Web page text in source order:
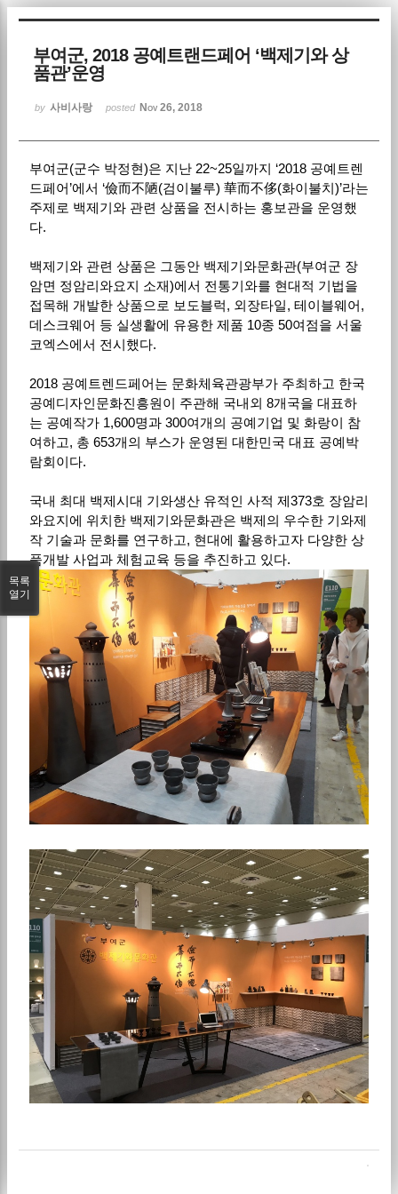
부여군, 2018 공예트랜드페어 ‘백제기와 상
품관’운영
by 사비사랑 posted Nov 26, 2018
부여군(군수 박정현)은 지난 22~25일까지 ‘2018 공예트렌
드페어’에서 ‘儉而不陋(검이불루) 華而不侈(화이불치)’라는
주제로 백제기와 관련 상품을 전시하는 홍보관을 운영했
다.
백제기와 관련 상품은 그동안 백제기와문화관(부여군 장
암면 정암리와요지 소재)에서 전통기와를 현대적 기법을
접목해 개발한 상품으로 보도블럭, 외장타일, 테이블웨어,
데스크웨어 등 실생활에 유용한 제품 10종 50여점을 서울
코엑스에서 전시했다.
2018 공예트렌드페어는 문화체육관광부가 주최하고 한국
공예디자인문화진흥원이 주관해 국내외 8개국을 대표하
는 공예작가 1,600명과 300여개의 공예기업 및 화랑이 참
여하고, 총 653개의 부스가 운영된 대한민국 대표 공예박
람회이다.
국내 최대 백제시대 기와생산 유적인 사적 제373호 장암리
와요지에 위치한 백제기와문화관은 백제의 우수한 기와제
작 기술과 문화를 연구하고, 현대에 활용하고자 다양한 상
품개발 사업과 체험교육 등을 추진하고 있다.
목록
열기
Sketchbook5, 스케치북5
Sketchbook5, 스케치북5